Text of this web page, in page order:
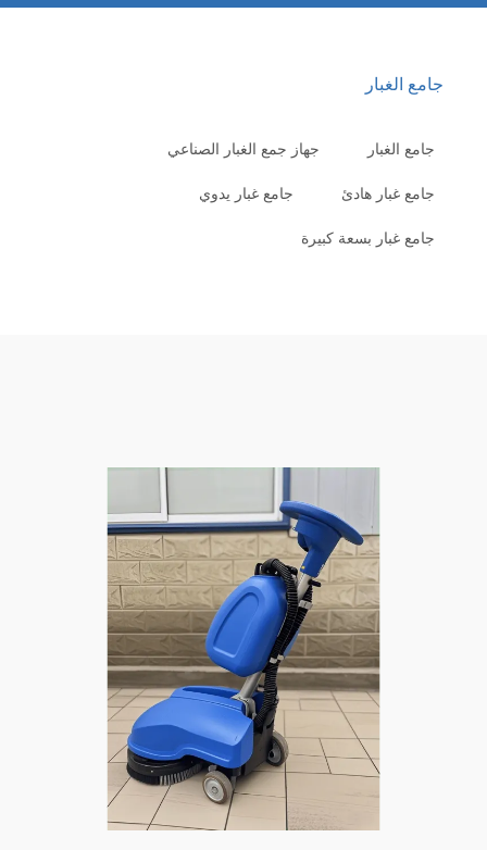
الغبار
جامع الغبار جهاز جمع الغبار الصناعي
جامع غبار هادئ جامع غبار يدوي
جامع غبار بسعة كبيرة